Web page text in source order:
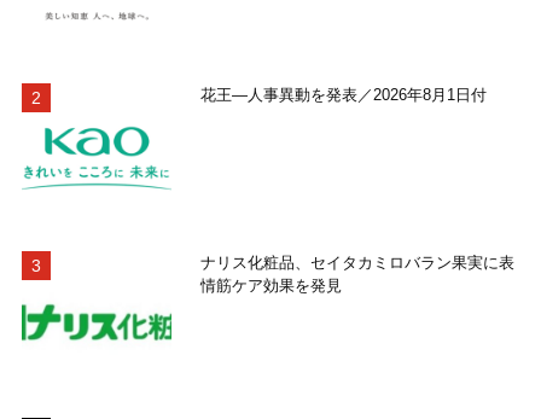
花王―人事異動を発表／2026年8月1日付
ナリス化粧品、セイタカミロバラン果実に表
情筋ケア効果を発見